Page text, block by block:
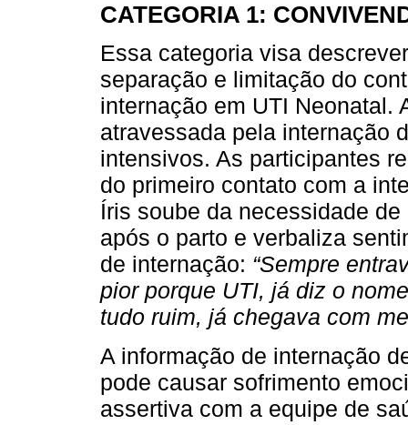
CATEGORIA 1:
Essa categoria visa
separação e limitação do
internação em UTI Neonatal.
atravessada pela internação
intensivos. As participantes
do primeiro contato com a
Íris soube da necessidade
após o parto e verbaliza
de internação: “Sempre
pior porque UTI, já diz o
tudo ruim, já chegava com
A informação de internação
pode causar sofrimento
assertiva com a equipe de